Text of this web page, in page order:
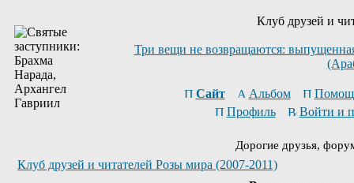
Клуб друзей и
Три вещи не возвращаются:
Сайт Альбом
Профиль
Войти и
Дорогие друзья,
Клуб друзей и читателей Розы мира (2007-2011)